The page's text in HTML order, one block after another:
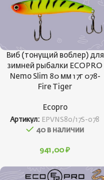
Виб (тонущий воблер) для
зимней рыбалки ECOPRO
Nemo Slim 80 мм 17г 078-
Fire Tiger
Ecopro
Артикул: EPVNS80/17S-078
40 в наличии
941,00 ₽